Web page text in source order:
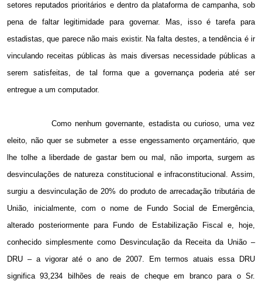
setores reputados prioritários e dentro da plataforma de campanha, sob
pena de faltar legitimidade para governar. Mas, isso é tarefa para
estadistas, que parece não mais existir. Na falta destes, a tendência é ir
vinculando receitas públicas às mais diversas necessidade públicas a
serem satisfeitas, de tal forma que a governança poderia até ser
entregue a um computador.
Como nenhum governante, estadista ou curioso, uma vez
eleito, não quer se submeter a esse engessamento orçamentário, que
lhe tolhe a liberdade de gastar bem ou mal, não importa, surgem as
desvinculações de natureza constitucional e infraconstitucional. Assim,
surgiu a desvinculação de 20% do produto de arrecadação tributária de
União, inicialmente, com o nome de Fundo Social de Emergência,
alterado posteriormente para Fundo de Estabilização Fiscal e, hoje,
conhecido simplesmente como Desvinculação da Receita da União –
DRU – a vigorar até o ano de 2007. Em termos atuais essa DRU
significa 93,234 bilhões de reais de cheque em branco para o Sr.